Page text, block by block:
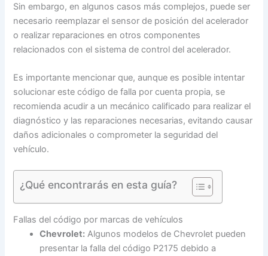
Sin embargo, en algunos casos más complejos, puede ser
necesario reemplazar el sensor de posición del acelerador
o realizar reparaciones en otros componentes
relacionados con el sistema de control del acelerador.
Es importante mencionar que, aunque es posible intentar
solucionar este código de falla por cuenta propia, se
recomienda acudir a un mecánico calificado para realizar el
diagnóstico y las reparaciones necesarias, evitando causar
daños adicionales o comprometer la seguridad del
vehículo.
¿Qué encontrarás en esta guía?
Fallas del código por marcas de vehículos
Chevrolet: Algunos modelos de Chevrolet pueden
presentar la falla del código P2175 debido a